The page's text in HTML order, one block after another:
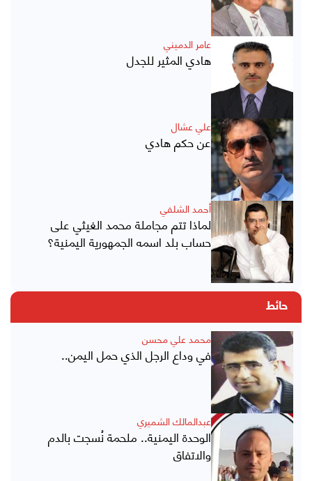
عامر الدميني
هادي المثير للجدل
علي عشال
عن حكم هادي
أحمد الشلفي
لماذا تتم مجاملة محمد الغيثي على
حساب بلد اسمه الجمهورية اليمنية؟
حائط
محمد علي محسن
في وداع الرجل الذي حمل اليمن..
عبدالمالك الشميري
الوحدة اليمنية.. ملحمة نُسجت بالدم
والاتفاق